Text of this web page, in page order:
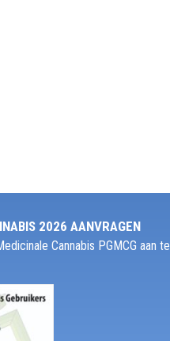
2026 AANVRAGEN
Cannabis PGMCG aan te